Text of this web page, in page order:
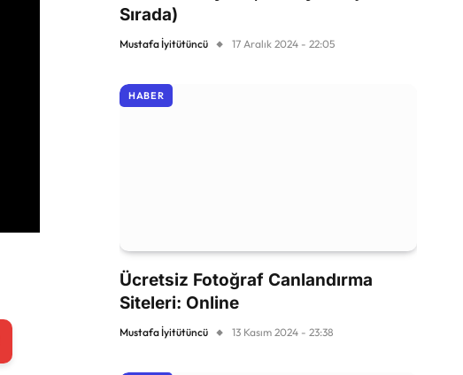
Sırada)
Mustafa İyitütüncü 17 Aralık 2024 - 22:05
HABER
Ücretsiz Fotoğraf Canlandırma
Siteleri: Online
Mustafa İyitütüncü 13 Kasım 2024 - 23:38